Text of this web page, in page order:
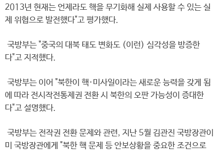
2013년 현재는 언제라도 핵을 무기화해 실제 사용할 수 있는 실
제 위협으로 발전했다"고 평가했다.
국방부는 "중국의 대북 태도 변화도 (이런) 심각성을 방증한
다"고 지적했다.
국방부는 이어 "북한이 핵·미사일이라는 새로운 능력을 갖게 됨
에 따라 전시작전통제권 전환 시 북한의 오판 가능성이 증대한
다"고 설명했다.
국방부는 전작권 전환 문제와 관련, 지난 5월 김관진 국방장관이
미 국방장관에게 "북한 핵 문제 등 안보상황을 중요한 조건으로